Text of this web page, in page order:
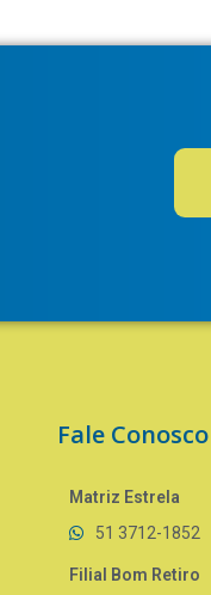
Fale Conosco
Matriz Estrela
51 3712-1852
Filial Bom Retiro